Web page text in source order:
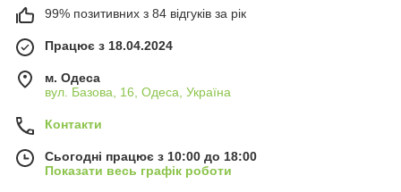
99% позитивних з 84 відгуків за рік
Працює з 18.04.2024
м. Одеса
вул. Базова, 16, Одеса, Україна
Контакти
Сьогодні працює з 10:00 до 18:00
Показати весь графік роботи